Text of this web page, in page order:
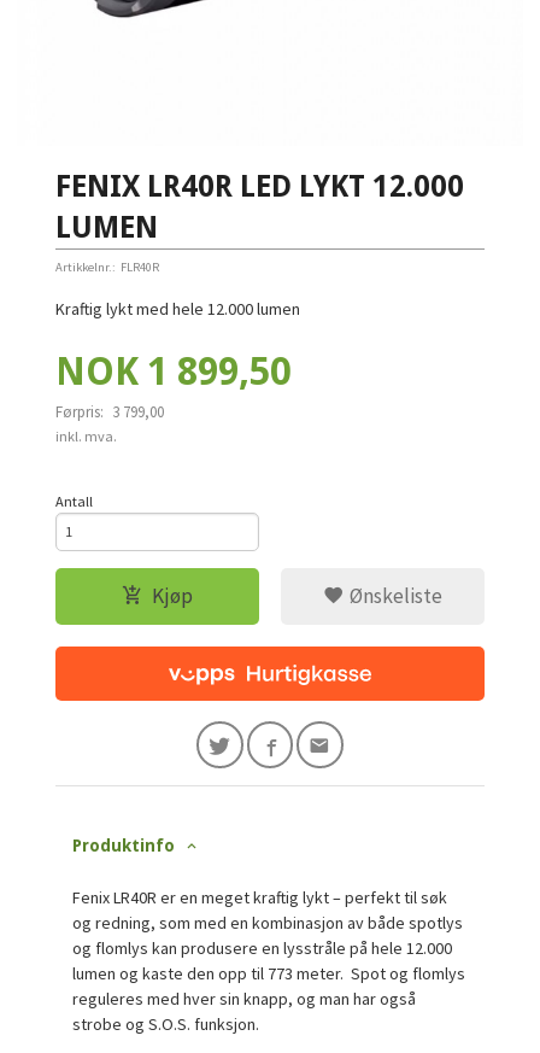
FENIX LR40R LED LYKT 12.000
LUMEN
Artikkelnr.: FLR40R
Kraftig lykt med hele 12.000 lumen
Tilbud
NOK 1 899,50
Førpris: 3 799,00
Rabatt
inkl. mva.
Antall
Kjøp Ønskeliste
Produktinfo
Fenix LR40R er en meget kraftig lykt – perfekt til søk
og redning, som med en kombinasjon av både spotlys
og flomlys kan produsere en lysstråle på hele 12.000
lumen og kaste den opp til 773 meter. Spot og flomlys
reguleres med hver sin knapp, og man har også
strobe og S.O.S. funksjon.